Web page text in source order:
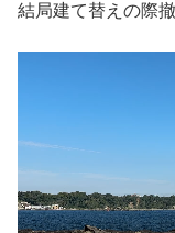
結局建て替えの際